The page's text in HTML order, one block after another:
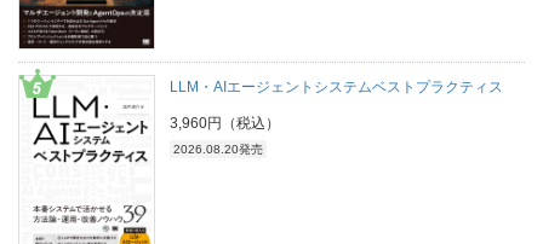
LLM・AIエージェントシステムベストプラクティス
3,960円（税込）
2026.08.20発売